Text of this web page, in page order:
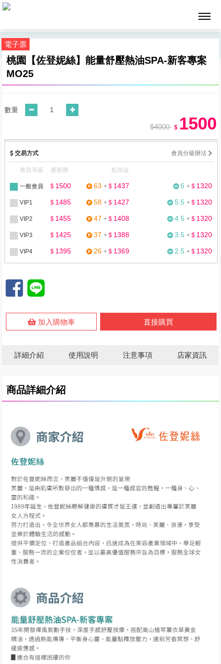
墨攻網路科技
電子票
桃園【佐登妮絲】能量舒壓熱油SPA-新客專案
MO25
數量
$4000 $ 1500
交易方式 會員分級辦法
會員等級 優惠價 點加金
一般會員 $ 1500 63 + $ 1437 6 + $ 1320
VIP1 $ 1485 58 + $ 1427 5.5 + $ 1320
VIP2 $ 1455 47 + $ 1408 4.5 + $ 1320
VIP3 $ 1425 37 + $ 1388 3.5 + $ 1320
VIP4 $ 1395 26 + $ 1369 2.5 + $ 1320
直接購買
加入購物車
詳細介紹 使用說明 注意事項 店家資訊
商品詳細介紹